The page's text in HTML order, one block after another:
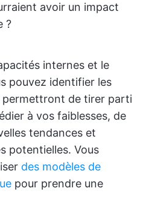
avoir un impact
?
internes et le
pouvez identifier les
de tirer parti
à vos faiblesses, de
tendances et
potentielles. Vous
des modèles de
pour prendre une